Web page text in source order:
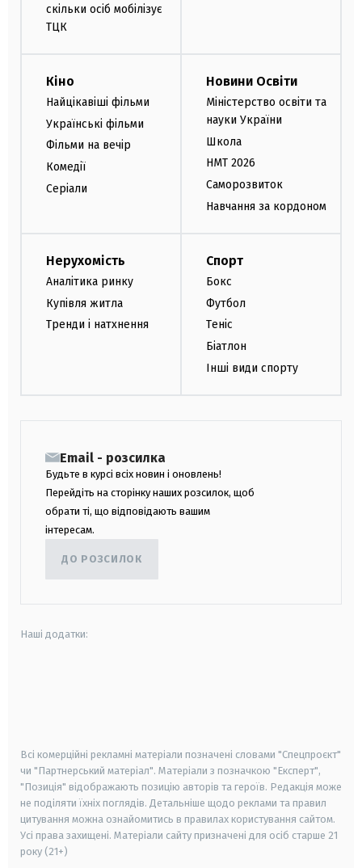
скільки осіб мобілізує
ТЦК
Кіно
Найцікавіші фільми
Українські фільми
Фільми на вечір
Комедії
Серіали
Новини Освіти
Міністерство освіти та
науки України
Школа
НМТ 2026
Саморозвиток
Навчання за кордоном
Нерухомість
Аналітика ринку
Купівля житла
Тренди і натхнення
Спорт
Бокс
Футбол
Теніс
Біатлон
Інші види спорту
Email - розсилка
Будьте в курсі всіх новин і оновлень!
Перейдіть на сторінку наших розсилок, щоб
обрати ті, що відповідають вашим
інтересам.
ДО РОЗСИЛОК
Наші додатки:
Всі комерційні рекламні матеріали позначені словами "Спецпроєкт"
чи "Партнерський матеріал". Матеріали з позначкою "Експерт",
"Позиція" відображають позицію авторів та героїв. Редакція може
не поділяти їхніх поглядів. Детальніше щодо реклами та правил
цитування можна ознайомитись в правилах користування сайтом.
Усі права захищені. Матеріали сайту призначені для осіб старше 21
року (21+)